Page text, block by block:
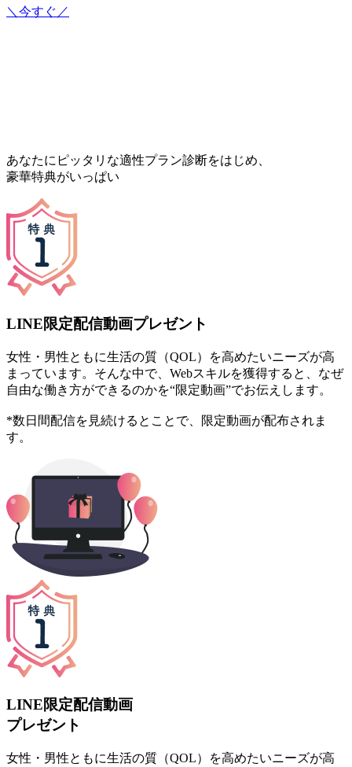
＼今すぐ／
あなたにピッタリな適性プラン診断をはじめ、
豪華特典がいっぱい
LINE限定配信動画プレゼント
女性・男性ともに生活の質（QOL）を高めたいニーズが高
まっています。そんな中で、Webスキルを獲得すると、なぜ
自由な働き方ができるのかを“限定動画”でお伝えします。
*数日間配信を見続けるとことで、限定動画が配布されま
す。
LINE限定配信動画
プレゼント
女性・男性ともに生活の質（QOL）を高めたいニーズが高